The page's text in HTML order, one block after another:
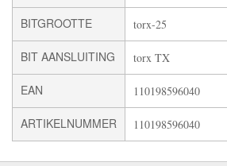
BITGROOTTE torx-25
BIT AANSLUITING torx TX
EAN 110198596040
ARTIKELNUMMER 110198596040